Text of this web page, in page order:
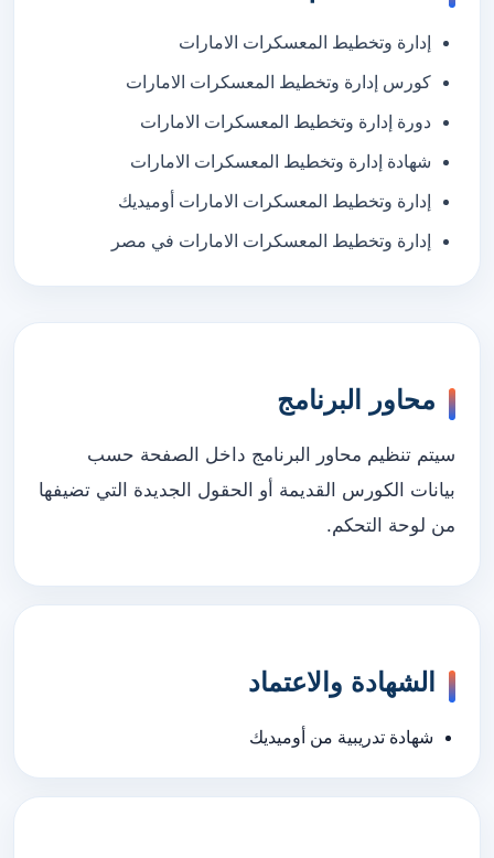
إدارة وتخطيط المعسكرات الامارات
كورس إدارة وتخطيط المعسكرات الامارات
دورة إدارة وتخطيط المعسكرات الامارات
شهادة إدارة وتخطيط المعسكرات الامارات
إدارة وتخطيط المعسكرات الامارات أوميديك
إدارة وتخطيط المعسكرات الامارات في مصر
محاور البرنامج
سيتم تنظيم محاور البرنامج داخل الصفحة حسب
بيانات الكورس القديمة أو الحقول الجديدة التي تضيفها
من لوحة التحكم.
الشهادة والاعتماد
شهادة تدريبية من أوميديك